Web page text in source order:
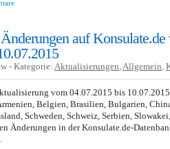
auf
- Kategorie: Aktualisierungen,Allgemein,
vom 04.07.2015 bis
Belgien, Brasilien, Bulgarien,
Schweden, Schweiz, Serbien,
Änderungen in der Konsulate.de-